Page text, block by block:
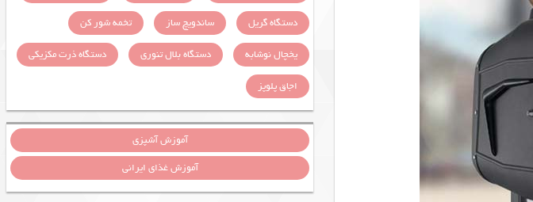
دستگاه گریل
ساندویچ ساز
تخمه شور کن
یخچال نوشابه
دستگاه بلال تنوری
دستگاه ذرت مکزیکی
اجاق پلوپز
آموزش آشپزی
آموزش غذای ایرانی